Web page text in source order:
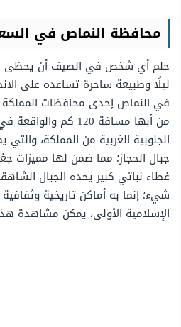
محافظة النماص في
حلم أي شخص في الصيف أن يحظى
ليلًا وطبيعة ساحرة تساعده على
في النماص إحدى محافظات المملكة
من أبها مسافة 120
الجنوبية الغربية من المملكة،
جبال الحجاز؛ مما ضمن لها مميزات
غطاء نباتي كبير يحده الجبال
شيء؛ إنما به أماكن تاريخية
الإسلامية الأولى، يمكن مشاهدة